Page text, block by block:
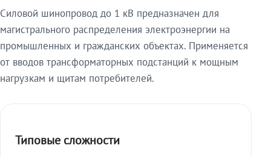
Силовой шинопровод до 1 кВ предназначен для
магистрального распределения электроэнергии на
промышленных и гражданских объектах. Применяется
от вводов трансформаторных подстанций к мощным
нагрузкам и щитам потребителей.
Типовые сложности